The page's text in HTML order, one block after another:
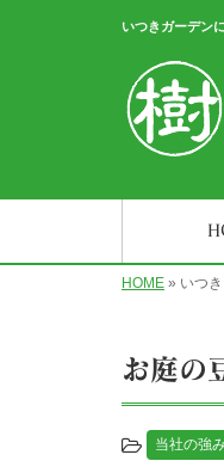
いつきガーデン
HOME » いつ
お庭の
当社の強